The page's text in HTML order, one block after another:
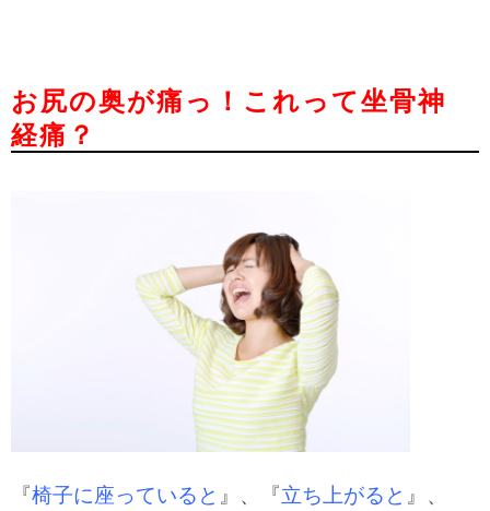
お尻の奥が痛っ！これって坐骨神
経痛？
『椅子に座っていると 』、『立ち上がると 』、